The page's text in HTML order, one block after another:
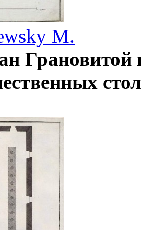
M.
Грановитой